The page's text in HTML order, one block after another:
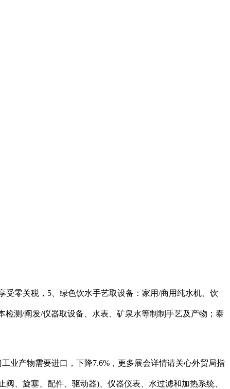
零关税，5、绿色饮水手艺取设备：家用/商用纯水机、饮
测/阐发/仪器取设备、水表、矿泉水等制制手艺及产物；泰
产物需要进口，下降7.6%，更多展会详情请关心外贸局指
、旋塞、配件、驱动器)、仪器仪表、水过滤和加热系统、